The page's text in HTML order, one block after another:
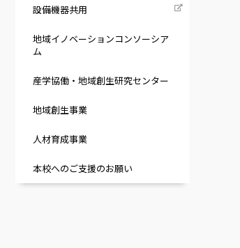
設備機器共用
地域イノベーションコンソーシア
ム
産学協働・地域創生研究センター
地域創生事業
人材育成事業
本校へのご支援のお願い